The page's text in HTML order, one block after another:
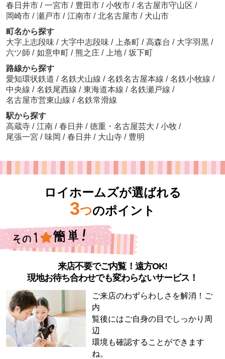
春日井市 / 一宮市 / 豊田市 / 小牧市 / 名古屋市守山区 /
岡崎市 / 瀬戸市 / 江南市 / 北名古屋市 / 犬山市
町名から探す
大字上志段味 / 大字中志段味 / 上条町 / 高森台 / 大字羽黒 /
六ツ師 / 如意申町 / 熊之庄 / 上地 / 坂下町
路線から探す
愛知環状鉄道 / 名鉄犬山線 / 名鉄名古屋本線 / 名鉄小牧線 /
中央線 / 名鉄尾西線 / 東海道本線 / 名鉄瀬戸線 /
名古屋市営東山線 / 名鉄常滑線
駅から探す
高蔵寺 / 江南 / 春日井 / 徳重・名古屋芸大 / 小牧 /
尾張一宮 / 味岡 / 春日井 / 大山寺 / 豊明
ロイホームズが選ばれる
3つのポイント
来店不要でご内覧！遠方OK!
現地お待ち合わせでも変わらないサービス！
ご来店のわずらわしさを解消！ご
内
覧後にはご自身の目でしっかり周
辺
環境も確認することができます
ね。